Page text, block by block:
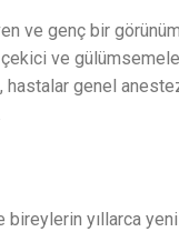
ve genç bir
ve
hastalar genel
bireylerin yıllarca